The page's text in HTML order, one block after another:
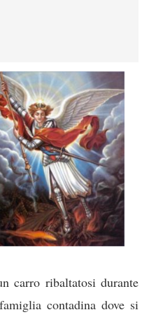
carro ribaltatosi durante
contadina dove si